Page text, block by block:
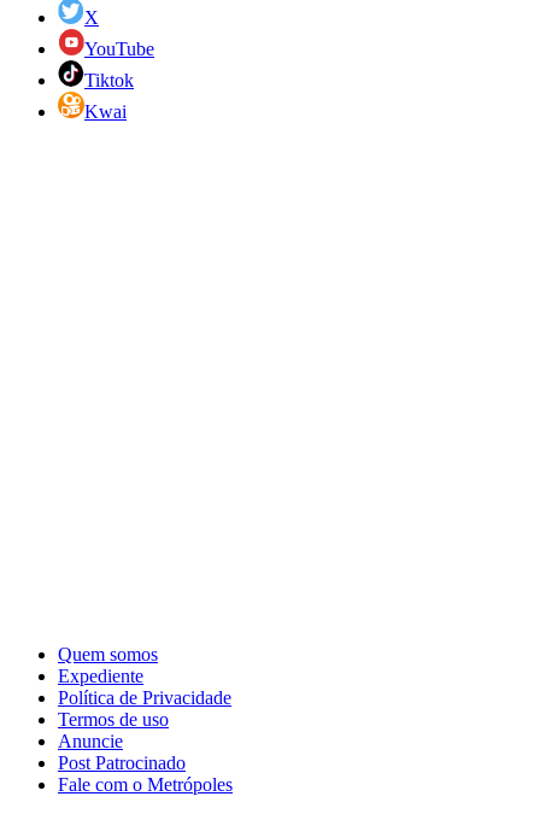
X
YouTube
Tiktok
Kwai
Quem somos
Expediente
Política de Privacidade
Termos de uso
Anuncie
Post Patrocinado
Fale com o Metrópoles